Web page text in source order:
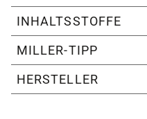
INHALTSSTOFFE
MILLER-TIPP
HERSTELLER